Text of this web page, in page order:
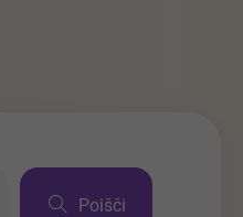
Poišči